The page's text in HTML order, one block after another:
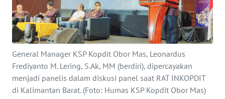
General Manager KSP Kopdit Obor Mas, Leonardus
Frediyanto M. Lering, S.Ak, MM (berdiri), dipercayakan
menjadi panelis dalam diskusi panel saat RAT INKOPDIT
di Kalimantan Barat. (Foto: Humas KSP Kopdit Obor Mas)
INDEKS
BERITA
KONTAK
KAMI
INFO